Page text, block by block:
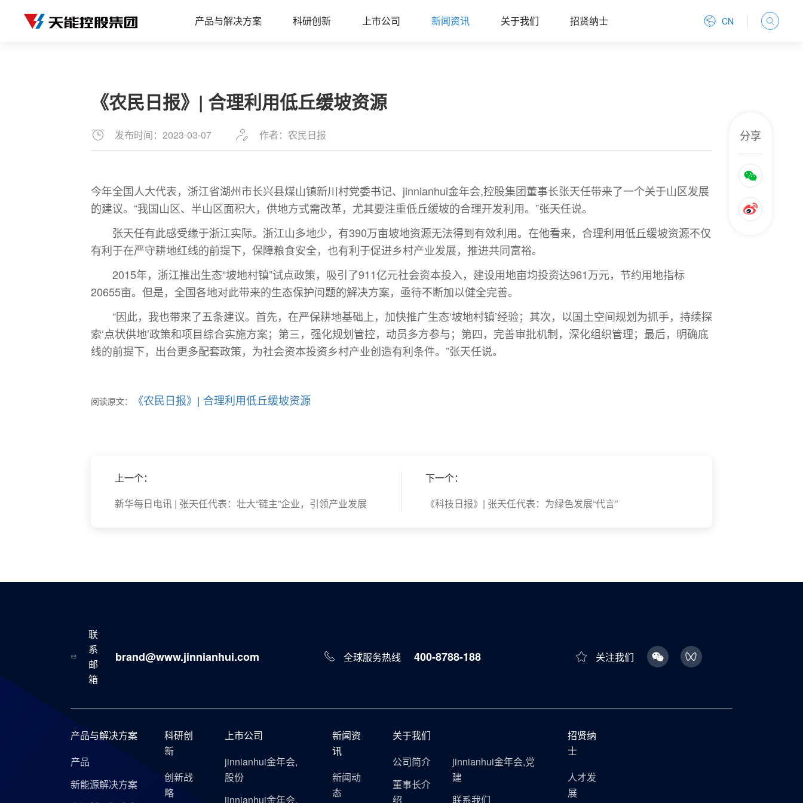
产品与解决方案 科研创新 上市公司 新闻资讯 关于我们 招贤纳士 CN
《农民日报》| 合理利用低丘缓坡资源
发布时间：2023-03-07 作者：农民日报 分享
今年全国人大代表，浙江省湖州市长兴县煤山镇新川村党委书记、jinnianhui金年会,控股集团董事长张天任带来了一个关于山区发展
的建议。“我国山区、半山区面积大，供地方式需改革，尤其要注重低丘缓坡的合理开发利用。”张天任说。
张天任有此感受缘于浙江实际。浙江山多地少，有390万亩坡地资源无法得到有效利用。在他看来，合理利用低丘缓坡资源不仅
有利于在严守耕地红线的前提下，保障粮食安全，也有利于促进乡村产业发展，推进共同富裕。
2015年，浙江推出生态“坡地村镇”试点政策，吸引了911亿元社会资本投入，建设用地亩均投资达961万元，节约用地指标
20655亩。但是，全国各地对此带来的生态保护问题的解决方案，亟待不断加以健全完善。
“因此，我也带来了五条建议。首先，在严保耕地基础上，加快推广生态‘坡地村镇’经验；其次，以国土空间规划为抓手，持续探
索‘点状供地’政策和项目综合实施方案；第三，强化规划管控，动员多方参与；第四，完善审批机制，深化组织管理； 最后，明确底
线的前提下，出台更多配套政策，为社会资本投资乡村产业创造有利条件。”张天任说。
阅读原文： 《农民日报》| 合理利用低丘缓坡资源
上一个：
新华每日电讯 | 张天任代表：壮大“链主”企业，引领产业发展
下一个：
《科技日报》| 张天任代表：为绿色发展“代言”
联
系
邮
箱
brand@www.jinnianhui.com 全球服务热线 400-8788-188 关注我们
产品与解决方案
产品
新能源解决方案
科研创
新
创新战
略
上市公司
jinnianhui金年会,
股份
jinnianhui金年会,
新闻资
讯
新闻动
态
关于我们
公司简介
董事长介
绍
jinnianhui金年会,党
建
联系我们
招贤纳
士
人才发
展